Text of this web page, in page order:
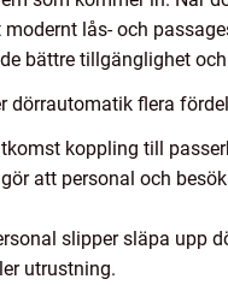
lås- och
bättre tillgänglighet
dörrautomatik flera
koppling till
att personal och
slipper släpa upp
utrustning.